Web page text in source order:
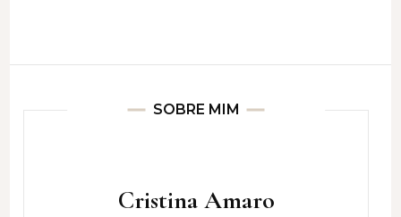
SOBRE MIM
Cristina Amaro